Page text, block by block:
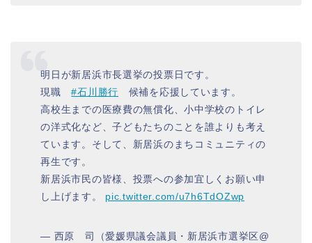
明日が新居浜市長選挙の投票日です。
現職#石川勝行 候補を応援しています。
高校生までの医療費の無償化、小中学校のトイレ
の洋式化など、子どもたちのことを誰よりも考え
ています。そして、新居浜のまちコミュニティの
再生です。
新居浜市民の皆様、投票への参加宜しくお願い申
し上げます。 pic.twitter.com/u7h6TdOZwp
— 西原 司（愛媛県議会議員・新居浜市選挙区@